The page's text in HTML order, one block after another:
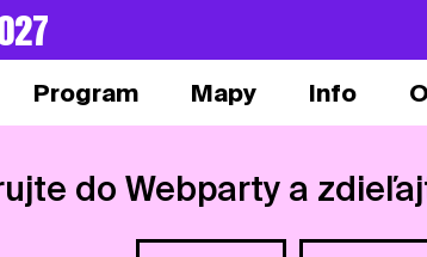
Program Mapy Info
do Webparty a